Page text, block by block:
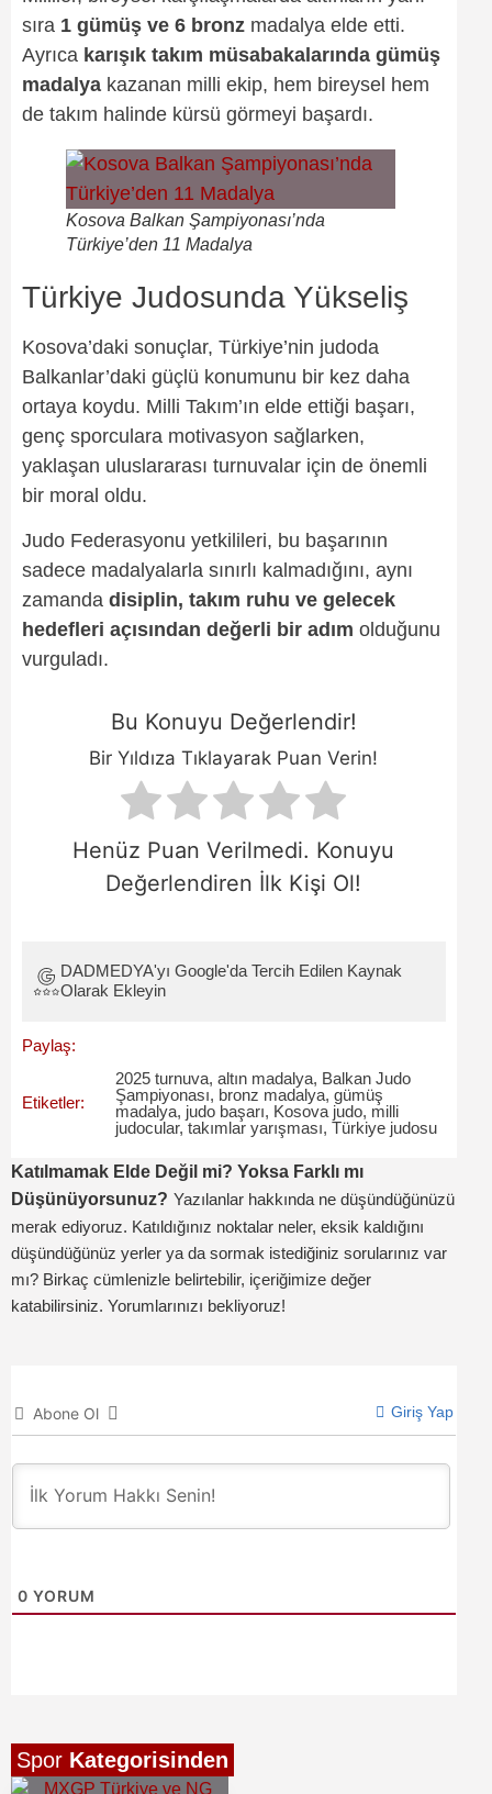
sıra 1 gümüş ve 6 bronz madalya elde etti.
Ayrıca karışık takım müsabakalarında gümüş
madalya kazanan milli ekip, hem bireysel hem
de takım halinde kürsü görmeyi başardı.
Kosova Balkan Şampiyonası’nda
Türkiye’den 11 Madalya
Türkiye Judosunda Yükseliş
Kosova’daki sonuçlar, Türkiye’nin judoda
Balkanlar’daki güçlü konumunu bir kez daha
ortaya koydu. Milli Takım’ın elde ettiği başarı,
genç sporculara motivasyon sağlarken,
yaklaşan uluslararası turnuvalar için de önemli
bir moral oldu.
Judo Federasyonu yetkilileri, bu başarının
sadece madalyalarla sınırlı kalmadığını, aynı
zamanda disiplin, takım ruhu ve gelecek
hedefleri açısından değerli bir adım olduğunu
vurguladı.
Bu Konuyu Değerlendir!
Bir Yıldıza Tıklayarak Puan Verin!
Henüz Puan Verilmedi. Konuyu
Değerlendiren İlk Kişi Ol!
DADMEDYA'yı Google'da Tercih Edilen Kaynak
Olarak Ekleyin
Paylaş:
Etiketler:
2025 turnuva, altın madalya, Balkan Judo
Şampiyonası, bronz madalya, gümüş
madalya, judo başarı, Kosova judo, milli
judocular, takımlar yarışması, Türkiye judosu
Katılmamak Elde Değil mi? Yoksa Farklı mı
Düşünüyorsunuz? Yazılanlar hakkında ne düşündüğünüzü
merak ediyoruz. Katıldığınız noktalar neler, eksik kaldığını
düşündüğünüz yerler ya da sormak istediğiniz sorularınız var
mı? Birkaç cümlenizle belirtebilir, içeriğimize değer
katabilirsiniz. Yorumlarınızı bekliyoruz!
Abone Ol Giriş Yap
0 YORUM
Spor Kategorisinden